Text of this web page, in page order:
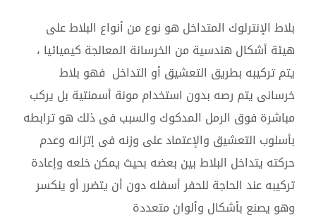
بلاط الإنترلوك المتداخل هو نوع من أنواع البلاط على
هيئة أشكال هندسية من الخرسانة المعالجة كيميائيا ،
يتم تركيبه بطريق التعشيق أو التداخل فهو بلاط
خرسانى يتم رصه بدون استخدام مونة أسمنتية بل يركب
مباشرة فوق الرمل المدكوك والسبب فى ذلك هو ترابطه
بأسلوب التعشيق والإعتماد على وزنه فى إتزانه وعدم
حركته يتداخل البلاط بين بعضه بحيث يمكن خلعه وإعادة
تركيبه عند الحاجة للحفر أسفله دون أن يتضرر أو ينكسر
وهو يصنع بأشكال وألوان متعددة